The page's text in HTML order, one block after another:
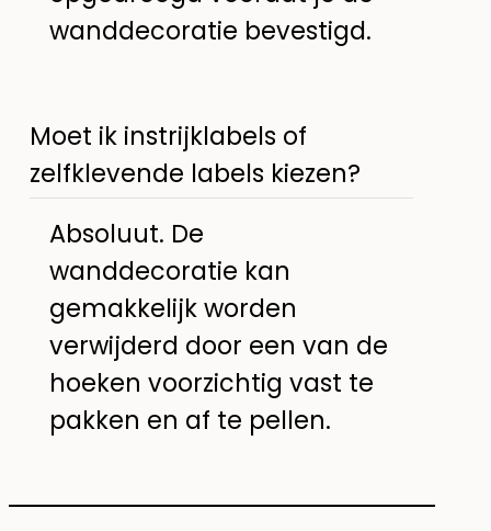
wanddecoratie bevestigd.
Moet ik instrijklabels of
zelfklevende labels kiezen?
Absoluut. De
wanddecoratie kan
gemakkelijk worden
verwijderd door een van de
hoeken voorzichtig vast te
pakken en af te pellen.